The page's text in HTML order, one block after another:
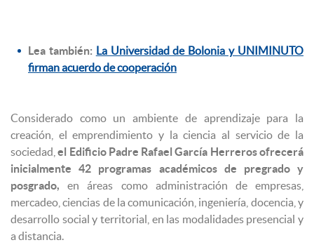
Lea también: La Universidad de Bolonia y UNIMINUTO
firman acuerdo de cooperación
Considerado como un ambiente de aprendizaje para la
creación, el emprendimiento y la ciencia al servicio de la
sociedad,el Edificio Padre Rafael García Herreros ofrecerá
inicialmente 42 programas académicos de pregrado y
posgrado,en áreas como administración de empresas,
mercadeo, ciencias de la comunicación, ingeniería, docencia, y
desarrollo social y territorial, en las modalidades presencial y
a distancia.